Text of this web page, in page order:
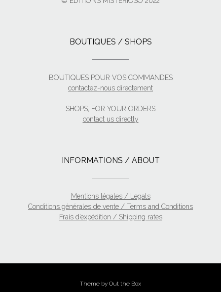
BOUTIQUES / SHOPS
BOUTIQUES POUR VOS COMMANDES
contactez-nous directement
SHOPS, FOR YOUR ORDERS
contact us directly
INFORMATIONS / ABOUT
Mentions légales / Legals
Conditions générales de vente / Terms and Conditions
Frais d’expédition / Shipping rates
Theme by Out the Box